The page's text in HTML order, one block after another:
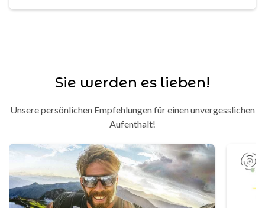
Sie werden es lieben!
Unsere persönlichen Empfehlungen für einen unvergesslichen
Aufenthalt!